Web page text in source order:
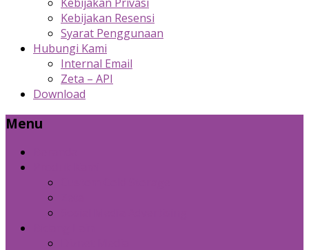
Kebijakan Resensi
Syarat Penggunaan
Hubungi Kami
Internal Email
Zeta – API
Download
Menu